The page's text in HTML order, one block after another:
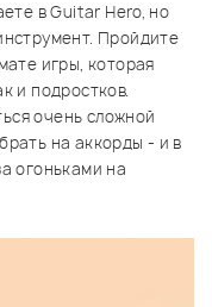
в Guitar Hero, но
Пройдите
игры, которая
и подростков.
очень сложной
на аккорды - и в
огоньками на